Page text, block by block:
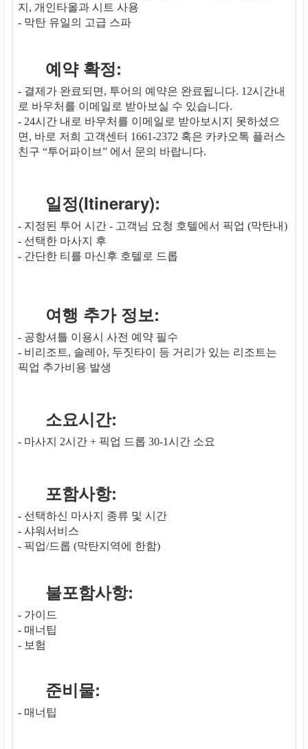
지, 개인타올과 시트 사용
- 막탄 유일의 고급 스파
예약 확정:
- 결제가 완료되면, 투어의 예약은 완료됩니다. 12시간내
로 바우처를 이메일로 받아보실 수 있습니다.
- 24시간 내로 바우처를 이메일로 받아보시지 못하셨으
면, 바로 저희 고객센터 1661-2372 혹은 카카오톡 플러스
친구 “투어파이브” 에서 문의 바랍니다.
일정(Itinerary):
- 지정된 투어 시간 - 고객님 요청 호텔에서 픽업 (막탄내)
- 선택한 마사지 후
- 간단한 티를 마신후 호텔로 드롭
여행 추가 정보:
- 공항셔틀 이용시 사전 예약 필수
- 비리조트, 솔레아, 두짓타이 등 거리가 있는 리조트는
픽업 추가비용 발생
소요시간:
- 마사지 2시간 + 픽업 드롭 30-1시간 소요
포함사항:
- 선택하신 마사지 종류 및 시간
- 샤워서비스
- 픽업/드롭 (막탄지역에 한함)
불포함사항:
- 가이드
- 매너팁
- 보험
준비물:
- 매너팁